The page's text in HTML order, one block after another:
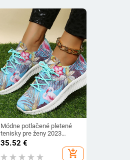
Módne potlačené pletené
tenisky pre ženy 2023
Jesenné priedušné
sieťované bežecké topánky
Dámske mäkké nazúvacie
35.52 €
add_shopping_cart